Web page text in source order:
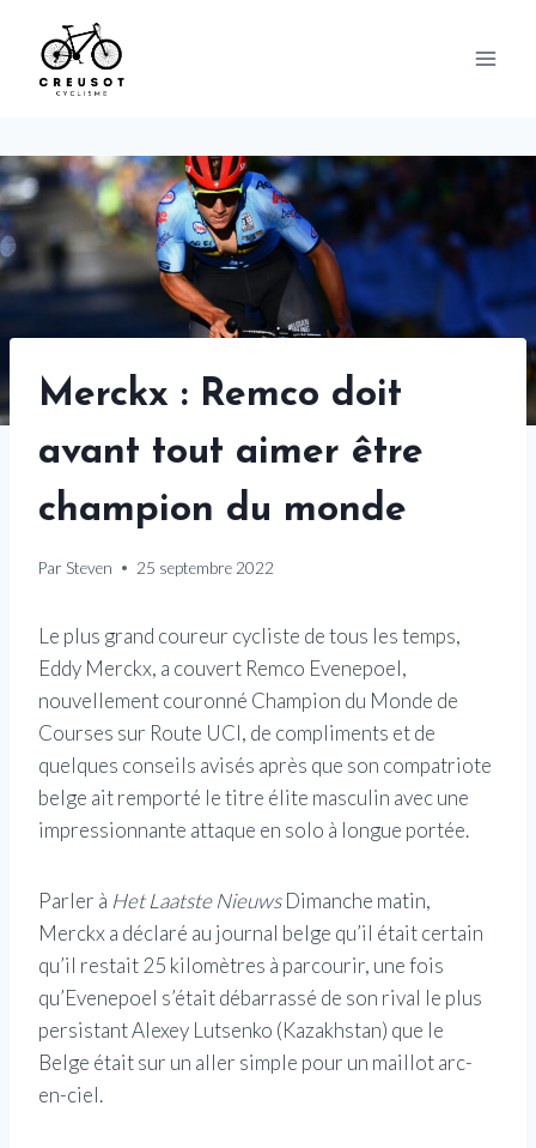
content
Merckx : Remco doit
avant tout aimer être
champion du monde
Par Steven 25 septembre 2022
Le plus grand coureur cycliste de tous les temps,
Eddy Merckx, a couvert Remco Evenepoel,
nouvellement couronné Champion du Monde de
Courses sur Route UCI, de compliments et de
quelques conseils avisés après que son compatriote
belge ait remporté le titre élite masculin avec une
impressionnante attaque en solo à longue portée.
Parler à Het Laatste NieuwsDimanche matin,
Merckx a déclaré au journal belge qu’il était certain
qu’il restait 25 kilomètres à parcourir, une fois
qu’Evenepoel s’était débarrassé de son rival le plus
persistant Alexey Lutsenko (Kazakhstan) que le
Belge était sur un aller simple pour un maillot arc-
en-ciel.